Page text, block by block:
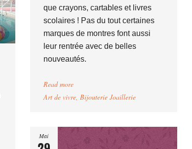
que crayons, cartables et livres
scolaires ! Pas du tout certaines
marques de montres font aussi
leur rentrée avec de belles
nouveautés.
Read more
Art de vivre, Bijouterie Joaillerie
Mai